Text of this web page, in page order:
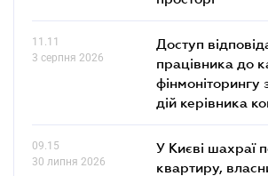
11.11
3 серпня 2026
Доступ
працівника до
фінмоніторингу
дій керівника
09.15
30 липня 2026
У Києві шахраї
квартиру,